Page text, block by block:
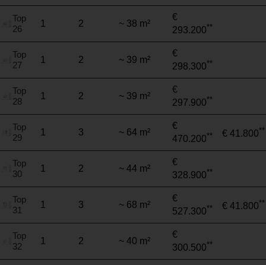
Top
26
1 2 ~ 38 m²
€
293.200**
Top
27
1 2 ~ 39 m²
€
298.300**
Top
28
1 2 ~ 39 m²
€
297.900**
Top
29
1 3 ~ 64 m²
€
470.200** € 41.800**
Top
30
1 2 ~ 44 m²
€
328.900**
Top
31
1 3 ~ 68 m²
€
527.300** € 41.800**
Top
32
1 2 ~ 40 m²
€
300.500**